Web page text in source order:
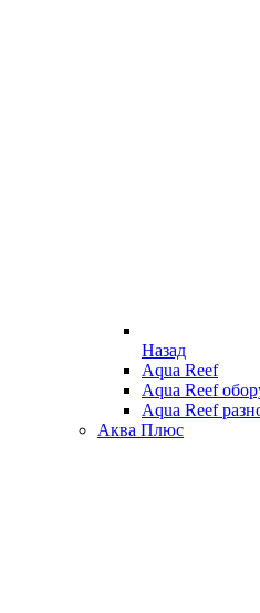
Назад
Aqua Reef
Aqua Reef
Aqua Reef
Аква Плюс